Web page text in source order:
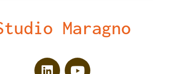
Maragno